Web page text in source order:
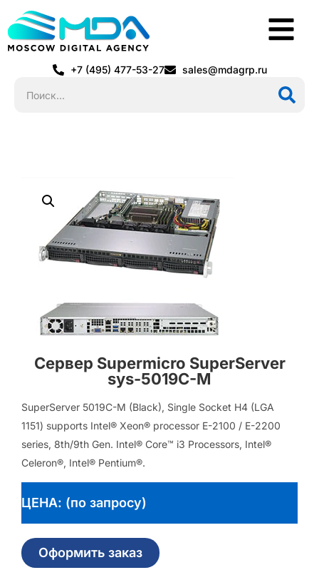
+7 (495) 477-53-27 sales@mdagrp.ru
Сервер Supermicro SuperServer
sys-5019C-M
SuperServer 5019C-M (Black), Single Socket H4 (LGA
1151) supports Intel® Xeon® processor E-2100 / E-2200
series, 8th/9th Gen. Intel® Core™ i3 Processors, Intel®
Celeron®, Intel® Pentium®.
ЦЕНА: (по запросу)
Оформить заказ